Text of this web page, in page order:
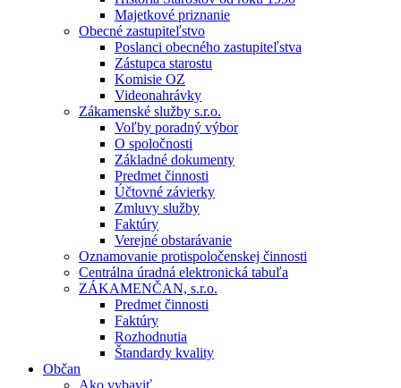
Majetkové priznanie
Obecné zastupiteľstvo
Poslanci obecného zastupiteľstva
Zástupca starostu
Komisie OZ
Videonahrávky
Zákamenské služby s.r.o.
Voľby poradný výbor
O spoločnosti
Základné dokumenty
Predmet činnosti
Účtovné závierky
Zmluvy služby
Faktúry
Verejné obstarávanie
Oznamovanie protispoločenskej činnosti
Centrálna úradná elektronická tabuľa
ZÁKAMENČAN, s.r.o.
Predmet činnosti
Faktúry
Rozhodnutia
Štandardy kvality
Občan
Ako vybaviť